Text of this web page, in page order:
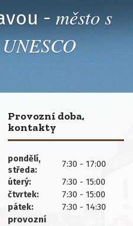
- město s
Provozní doba,
kontakty
pondělí,
středa:
7:30 - 17:00
úterý: 7:30 - 15:00
čtvrtek: 7:30 - 15:00
pátek:
7:30 - 14:30
provozní